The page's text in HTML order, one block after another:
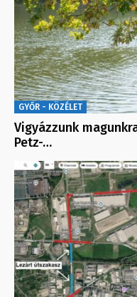
GYŐR - KÖZÉLET
Vigyázzunk
Petz-…